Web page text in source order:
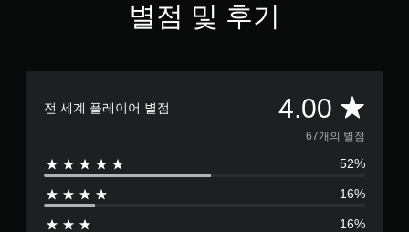
별점 및 후기
전 세계 플레이어 별점 4.00 총
6
7
별
67개의 별점
52%
16%
16%